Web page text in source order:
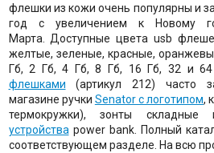
флешки из кожи очень популярны и
год с увеличением к Новому
Марта. Доступные цвета usb
желтые, зеленые, красные,
Гб, 2 Гб, 4 Гб, 8 Гб, 16 Гб, 32 и
флешками (артикул 212) часто
магазине ручки Senator с логотипом,
термокружки), зонты
устройства power bank. Полный
соответствующем разделе. На всю